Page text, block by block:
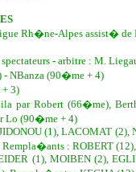
Rh�ne-Alpes assist�
- arbitre : M.
NBanza (90�me + 4)
3)
par Robert (66�me),
Lo (90�me + 4)
(1), LACOMAT
: ROBERT
(1), MOIBEN (2),